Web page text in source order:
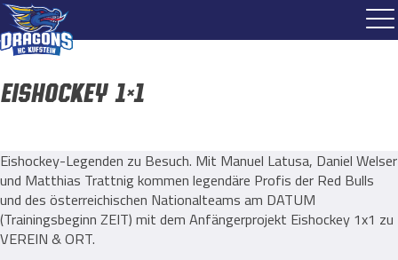
Eishockey 1×1
Eishockey-Legenden zu Besuch. Mit Manuel Latusa, Daniel Welser
und Matthias Trattnig kommen legendäre Profis der Red Bulls
und des österreichischen Nationalteams am DATUM
(Trainingsbeginn ZEIT) mit dem Anfängerprojekt Eishockey 1x1 zu
VEREIN & ORT.